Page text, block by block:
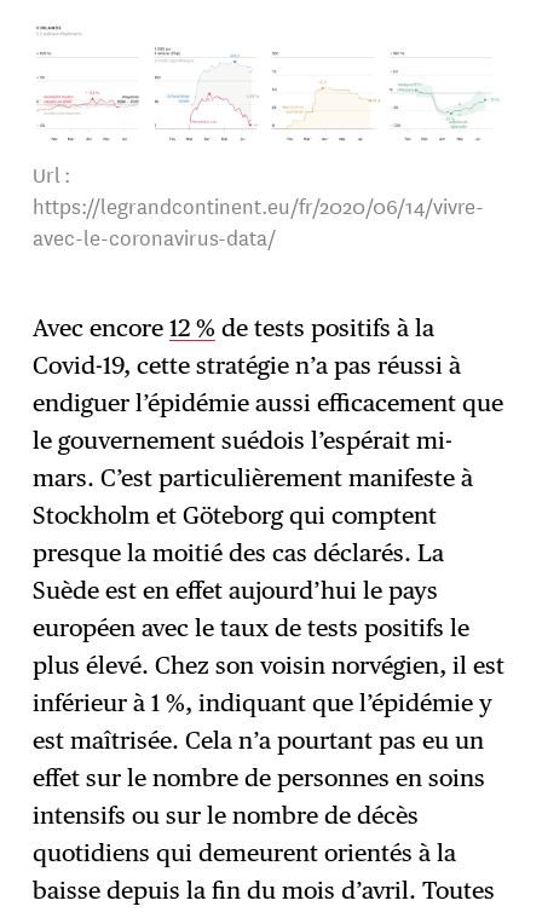
Url :
https://legrandcontinent.eu/fr/2020/06/14/vivre-
avec-le-coronavirus-data/
Avec encore12 % de tests positifs à la
Covid-19, cette stratégie n’a pas réussi à
endiguer l’épidémie aussi efficacement que
le gouvernement suédois l’espérait mi-
mars. C’est particulièrement manifeste à
Stockholm et Göteborg qui comptent
presque la moitié des cas déclarés. La
Suède est en effet aujourd’hui le pays
européen avec le taux de tests positifs le
plus élevé. Chez son voisin norvégien, il est
inférieur à 1 %, indiquant que l’épidémie y
est maîtrisée. Cela n’a pourtant pas eu un
effet sur le nombre de personnes en soins
intensifs ou sur le nombre de décès
quotidiens qui demeurent orientés à la
baisse depuis la fin du mois d’avril. Toutes